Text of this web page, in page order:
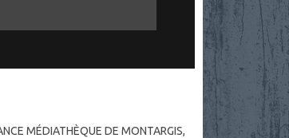
MÉDIATHÈQUE DE MONTARGIS,